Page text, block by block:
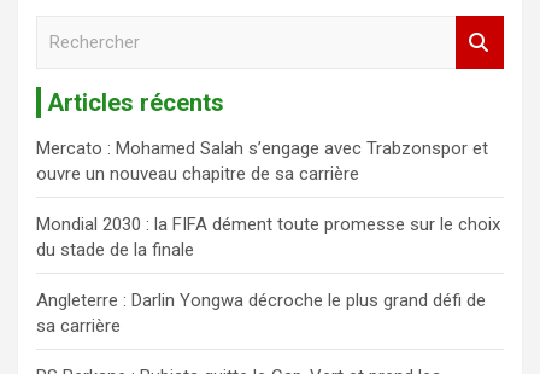
r
c
h
e
r
Articles récents
Mercato : Mohamed Salah s’engage avec Trabzonspor et
ouvre un nouveau chapitre de sa carrière
Mondial 2030 : la FIFA dément toute promesse sur le choix
du stade de la finale
Angleterre : Darlin Yongwa décroche le plus grand défi de
sa carrière